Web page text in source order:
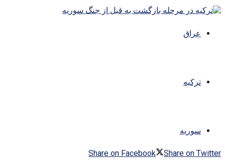
عراق
ترکیه
سوریه
Share on Facebook
Share on Twitter